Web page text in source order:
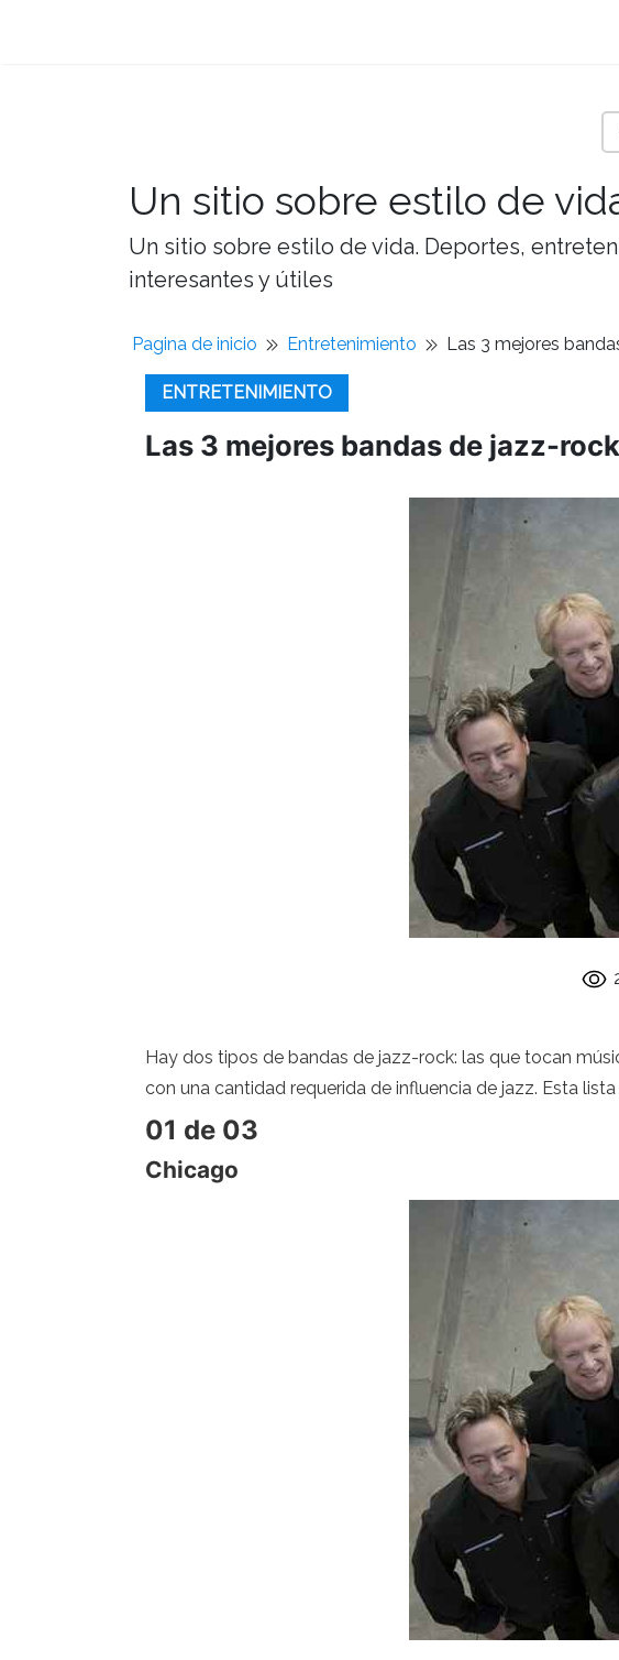
Un sitio sobre estilo de
Un sitio sobre estilo de vida. Deportes,
interesantes y útiles
Pagina de inicio Entretenimiento Las 3 mejores
ENTRETENIMIENTO
Las 3 mejores bandas de jazz-rock
Hay dos tipos de bandas de jazz-rock: las que tocan
con una cantidad requerida de influencia de jazz. Esta
01 de 03
Chicago